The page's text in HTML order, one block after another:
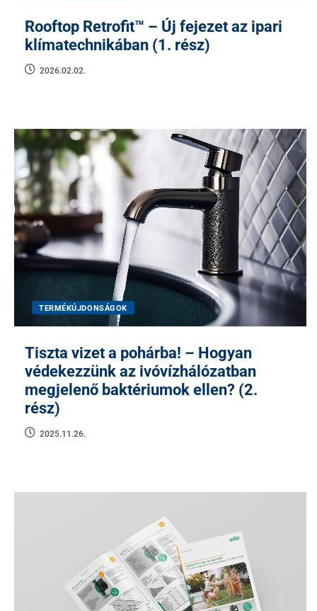
Rooftop Retrofit™ – Új fejezet az ipari
klímatechnikában (1. rész)
2026.02.02.
TERMÉKÚJDONSÁGOK
Tiszta vizet a pohárba! – Hogyan
védekezzünk az ivóvízhálózatban
megjelenő baktériumok ellen? (2.
rész)
2025.11.26.